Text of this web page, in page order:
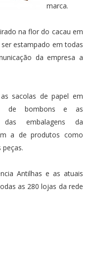
marca.
na flor do cacau em
estampado em todas
da empresa a
sacolas de papel em
de bombons e as
das embalagens da
a de produtos como
Antilhas e as atuais
as 280 lojas da rede